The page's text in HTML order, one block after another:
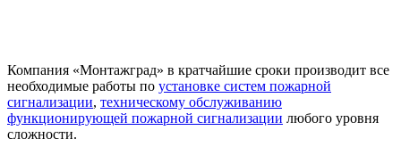
Компания «Монтажград» в кратчайшие сроки производит все
необходимые работы по установке систем пожарной
сигнализации, техническому обслуживанию
функционирующей пожарной сигнализации любого уровня
сложности.